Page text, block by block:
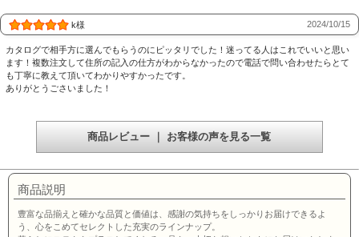
k様 2024/10/15
カタログで相手方に選んでもらうのにピッタリでした！迷ってる人はこれでいいと思い
ます！複数注文して住所の記入の仕方がわからなかったので電話で問い合わせたらとて
も丁寧に教えて頂いてわかりやすかったです。
ありがとうごさいました！
商品レビュー ｜ お客様の声を見る一覧
商品説明
豊富な品揃えと確かな品質と価値は、感謝の気持ちをしっかりお届けできるよ
う、心をこめてセレクトした充実のラインナップ。